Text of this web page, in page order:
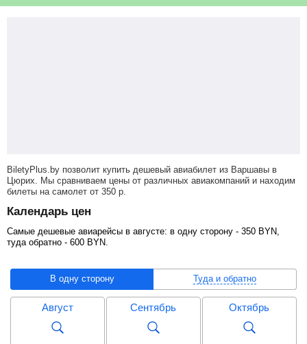
BiletyPlus.by позволит купить дешевый авиабилет из Варшавы в
Цюрих. Мы сравниваем цены от различных авиакомпаний и находим
билеты на самолет от 350 р
Календарь цен
Самые дешевые авиарейсы в августе: в одну сторону - 350 BYN
туда обратно - 600 BYN
В одну сторону Туда и обратно
Август Сентябрь Октябрь